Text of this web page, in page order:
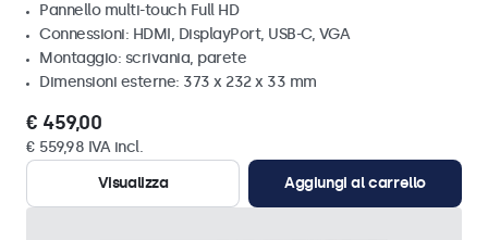
Pannello multi-touch Full HD
Connessioni: HDMI, DisplayPort, USB-C, VGA
Montaggio: scrivania, parete
Dimensioni esterne: 373 x 232 x 33 mm
€ 459,00
€ 559,98 IVA incl.
Visualizza
Aggiungi al carrello